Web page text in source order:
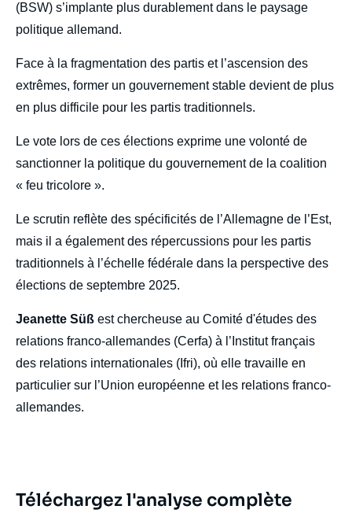
(BSW) s’implante plus durablement dans le paysage
politique allemand.
Face à la fragmentation des partis et l’ascension des
extrêmes, former un gouvernement stable devient de plus
en plus difficile pour les partis traditionnels.
Le vote lors de ces élections exprime une volonté de
sanctionner la politique du gouvernement de la coalition
« feu tricolore ».
Le scrutin reflète des spécificités de l’Allemagne de l’Est,
mais il a également des répercussions pour les partis
traditionnels à l’échelle fédérale dans la perspective des
élections de septembre 2025.
Jeanette Süß est chercheuse au Comité d'études des
relations franco-allemandes (Cerfa) à l’Institut français
des relations internationales (Ifri), où elle travaille en
particulier sur l’Union européenne et les relations franco-
allemandes.
Téléchargez l'analyse complète